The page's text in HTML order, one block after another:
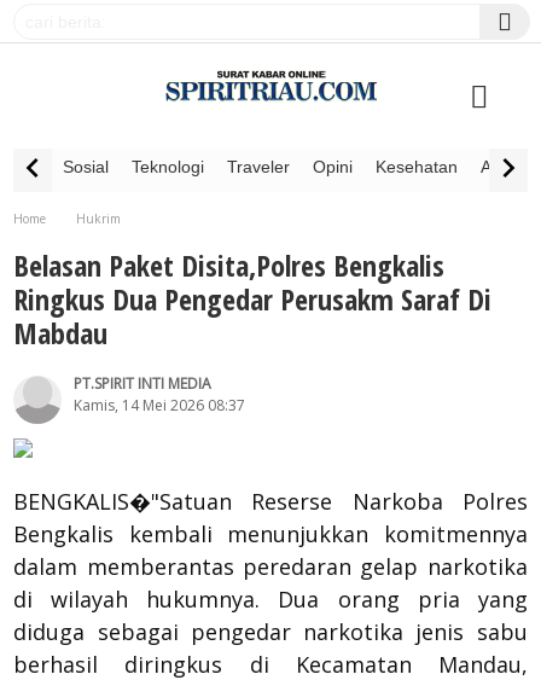
Sosial Teknologi Traveler Opini Kesehatan
Home
Hukrim
Belasan Paket Disita,Polres Bengkalis
Ringkus Dua Pengedar Perusakm Saraf Di
Mabdau
PT.SPIRIT INTI MEDIA
Kamis, 14 Mei 2026 08:37
BENGKALIS�"Satuan Reserse Narkoba Polres
Bengkalis kembali menunjukkan komitmennya
dalam memberantas peredaran gelap narkotika
di wilayah hukumnya. Dua orang pria yang
diduga sebagai pengedar narkotika jenis sabu
berhasil diringkus di Kecamatan Mandau,